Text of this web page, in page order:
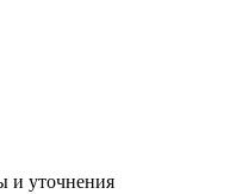
и уточнения